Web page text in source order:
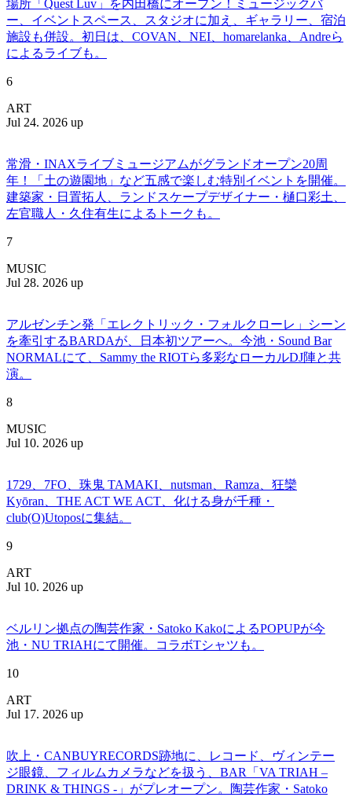
場所「Quest Luv」を内田橋にオープン！ミュージックバ
ー、イベントスペース、スタジオに加え、ギャラリー、宿泊
施設も併設。初日は、COVAN、NEI、homarelanka、Andreら
によるライブも。
6
ART
Jul 24. 2026 up
常滑・INAXライブミュージアムがグランドオープン20周
年！「土の遊園地」など五感で楽しむ特別イベントを開催。
建築家・日置拓人、ランドスケープデザイナー・樋口彩土、
左官職人・久住有生によるトークも。
7
MUSIC
Jul 28. 2026 up
アルゼンチン発「エレクトリック・フォルクローレ」シーン
を牽引するBARDAが、日本初ツアーへ。今池・Sound Bar
NORMALにて、Sammy the RIOTら多彩なローカルDJ陣と共
演。
8
MUSIC
Jul 10. 2026 up
1729、7FO、珠鬼 TAMAKI、nutsman、Ramza、狂欒
Kyōran、THE ACT WE ACT、化ける身が千種・
club(O)Utoposに集結。
9
ART
Jul 10. 2026 up
ベルリン拠点の陶芸作家・Satoko KakoによるPOPUPが今
池・NU TRIAHにて開催。コラボTシャツも。
10
ART
Jul 17. 2026 up
吹上・CANBUYRECORDS跡地に、レコード、ヴィンテー
ジ眼鏡、フィルムカメラなどを扱う、BAR「VA TRIAH –
DRINK & THINGS -」がプレオープン。陶芸作家・Satoko